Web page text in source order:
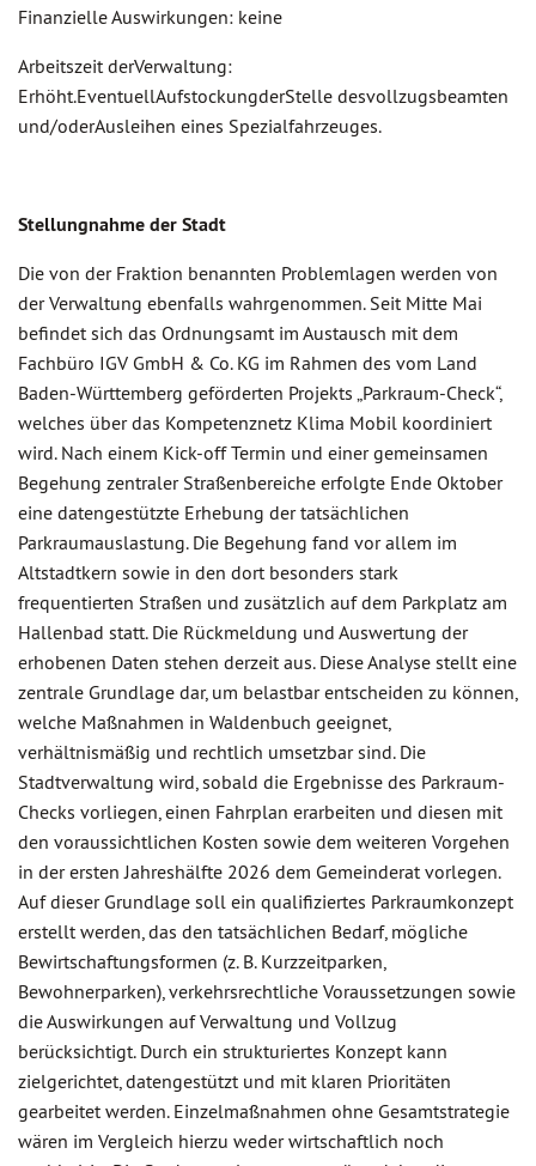
Finanzielle Auswirkungen: keine
Arbeitszeit derVerwaltung:
Erhöht.EventuellAufstockungderStelle desvollzugsbeamten
und/oderAusleihen eines Spezialfahrzeuges.
Stellungnahme der Stadt
Die von der Fraktion benannten Problemlagen werden von
der Verwaltung ebenfalls wahrgenommen. Seit Mitte Mai
befindet sich das Ordnungsamt im Austausch mit dem
Fachbüro IGV GmbH & Co. KG im Rahmen des vom Land
Baden-Württemberg geförderten Projekts „Parkraum-Check“,
welches über das Kompetenznetz Klima Mobil koordiniert
wird. Nach einem Kick-off Termin und einer gemeinsamen
Begehung zentraler Straßenbereiche erfolgte Ende Oktober
eine datengestützte Erhebung der tatsächlichen
Parkraumauslastung. Die Begehung fand vor allem im
Altstadtkern sowie in den dort besonders stark
frequentierten Straßen und zusätzlich auf dem Parkplatz am
Hallenbad statt. Die Rückmeldung und Auswertung der
erhobenen Daten stehen derzeit aus. Diese Analyse stellt eine
zentrale Grundlage dar, um belastbar entscheiden zu können,
welche Maßnahmen in Waldenbuch geeignet,
verhältnismäßig und rechtlich umsetzbar sind. Die
Stadtverwaltung wird, sobald die Ergebnisse des Parkraum-
Checks vorliegen, einen Fahrplan erarbeiten und diesen mit
den voraussichtlichen Kosten sowie dem weiteren Vorgehen
in der ersten Jahreshälfte 2026 dem Gemeinderat vorlegen.
Auf dieser Grundlage soll ein qualifiziertes Parkraumkonzept
erstellt werden, das den tatsächlichen Bedarf, mögliche
Bewirtschaftungsformen (z. B. Kurzzeitparken,
Bewohnerparken), verkehrsrechtliche Voraussetzungen sowie
die Auswirkungen auf Verwaltung und Vollzug
berücksichtigt. Durch ein strukturiertes Konzept kann
zielgerichtet, datengestützt und mit klaren Prioritäten
gearbeitet werden. Einzelmaßnahmen ohne Gesamtstrategie
wären im Vergleich hierzu weder wirtschaftlich noch